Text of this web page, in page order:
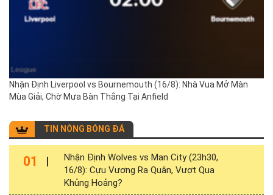
Nhận Định Liverpool vs Bournemouth (16/8): Nhà Vua Mở Màn
Mùa Giải, Chờ Mưa Bàn Thắng Tại Anfield
TIN NÓNG BÓNG ĐÁ
01
Nhận Định Wolves vs Man City (23h30,
16/8): Cựu Vương Ra Quân, Vượt Qua
Khủng Hoảng?